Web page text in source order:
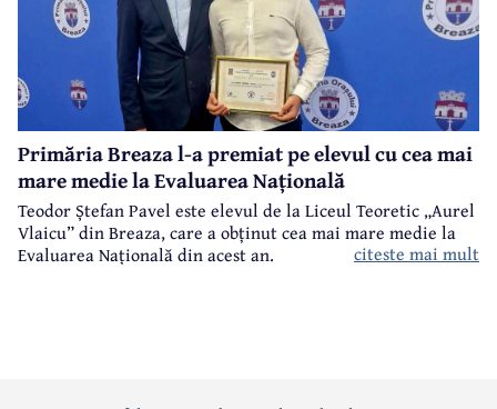
Primăria Breaza l-a premiat pe elevul cu cea mai
mare medie la Evaluarea Națională
Teodor Ștefan Pavel este elevul de la Liceul Teoretic „Aurel
Vlaicu” din Breaza, care a obținut cea mai mare medie la
Evaluarea Națională din acest an.
citeste mai mult